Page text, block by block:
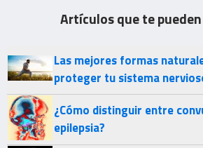
Artículos que te
Las mejores formas
proteger tu sistema
¿Cómo distinguir entre
epilepsia?